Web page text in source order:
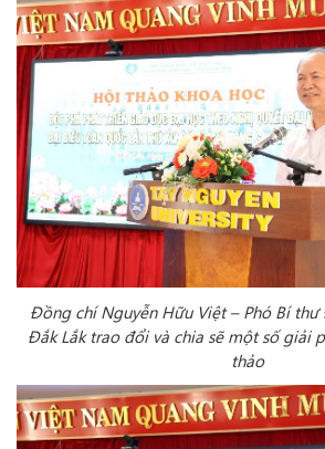
Đồng chí Nguyễn Hữu Việt – Phó Bí
Đắk Lắk trao đổi và chia sẽ một số giải
thảo